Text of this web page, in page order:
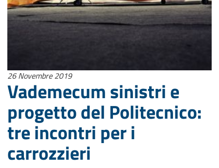
26 Novembre 2019
Vademecum sinistri e
progetto del Politecnico:
tre incontri per i
carrozzieri